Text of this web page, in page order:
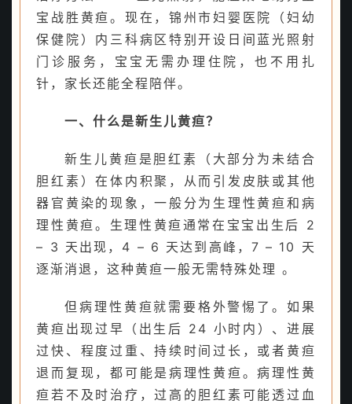
宝战胜黄疸。现在，锦州市妇婴医院（妇幼
保健院）内三科病区特别开设日间蓝光照射
门诊服务，宝宝无需办理住院，也不用扎
针，家长还能全程陪伴。
一、什么是新生儿黄疸？
新生儿黄疸是胆红素（大部分为未结合
胆红素）在体内积聚，从而引发皮肤或其他
器官黄染的现象，一般分为生理性黄疸和病
理性黄疸。生理性黄疸通常在宝宝出生后 2
– 3 天出现，4 – 6 天达到高峰，7 – 10 天
逐渐消退，这种黄疸一般无需特殊处理 。
但病理性黄疸就需要格外警惕了。如果
黄疸出现过早（出生后 24 小时内）、进展
过快、程度过重、持续时间过长，或者黄疸
退而复现，都可能是病理性黄疸。病理性黄
疸若不及时治疗，过高的胆红素可能透过血